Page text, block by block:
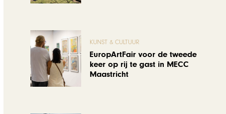
KUNST & CULTUUR
EuropArtFair voor de tweede
keer op rij te gast in MECC
Maastricht